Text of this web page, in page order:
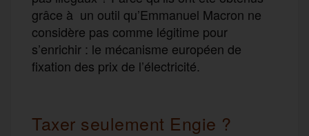
grâce à un outil qu’Emmanuel Macron ne
considère pas comme légitime pour
s’enrichir : le mécanisme européen de
fixation des prix de l’électricité.
Taxer seulement Engie ?